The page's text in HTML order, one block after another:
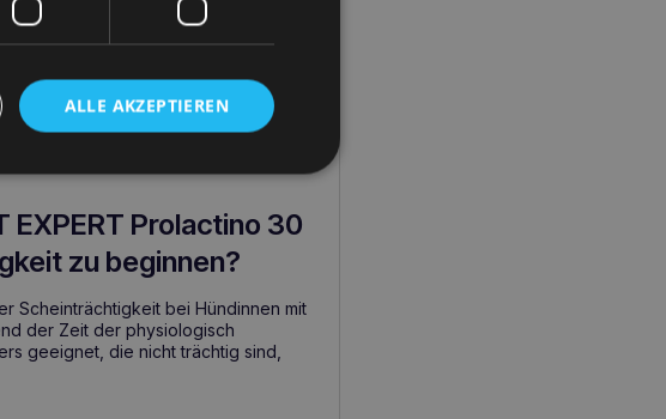
Schwangerschaft.
und Löwenzahn.
EXPERT Prolactino 30
zu beginnen?
Scheinträchtigkeit bei Hündinnen mit
der Zeit der physiologisch
geeignet, die nicht trächtig sind,
ALLE AKZEPTIEREN